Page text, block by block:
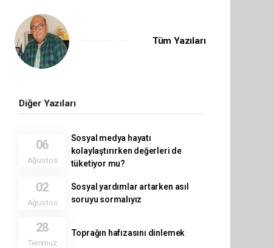
Tüm Yazıları
Diğer Yazıları
06
Ağustos
Sosyal medya hayatı
kolaylaştırırken değerleri de
tüketiyor mu?
02
Ağustos
Sosyal yardımlar artarken asıl
soruyu sormalıyız
28
Temmuz
Toprağın hafızasını dinlemek